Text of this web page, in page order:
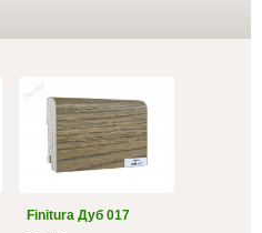
Finitura Дуб 017